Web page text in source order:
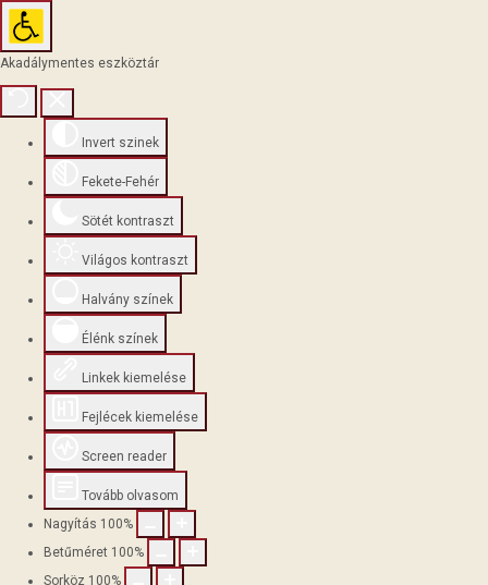
Akadálymentes eszköztár
Invert szinek
Fekete-Fehér
Sötét kontraszt
Világos kontraszt
Halvány színek
Élénk színek
Linkek kiemelése
Fejlécek kiemelése
Screen reader
Tovább olvasom
Nagyítás 100%
Betűméret 100%
Sorköz 100%